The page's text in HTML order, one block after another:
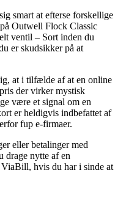
smart at efterse forskellige
Outwell Flock Classic
ventil – Sort inden du
er skudsikker på at
at i tilfælde af at en online
der virker mystisk
være et signal om en
er heldigvis indbefattet af
fup e-firmaer.
eller betalinger med
drage nytte af en
hvis du har i sinde at